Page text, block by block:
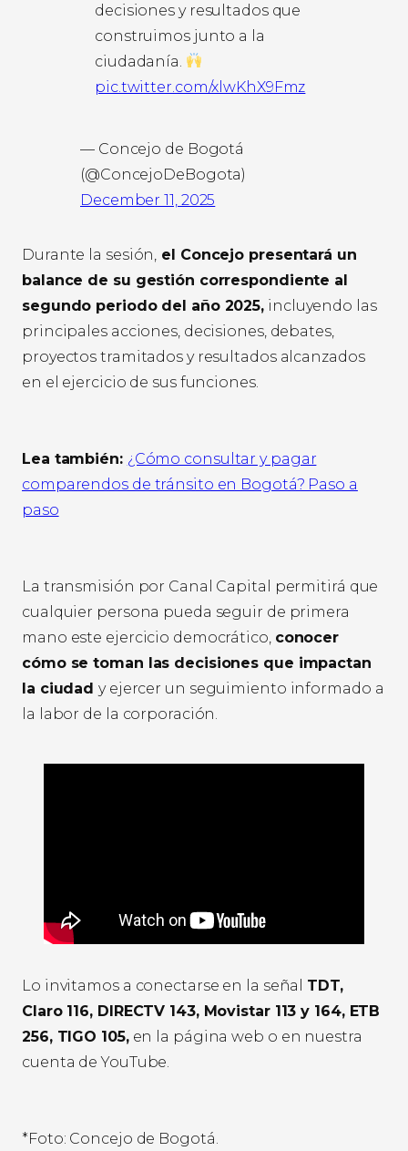
decisiones y resultados que
construimos junto a la
ciudadanía.
pic.twitter.com/xlwKhX9Fmz
— Concejo de Bogotá
(@ConcejoDeBogota)
December 11, 2025
Durante la sesión, el Concejo presentará un
balance de su gestión correspondiente al
segundo periodo del año 2025, incluyendo las
principales acciones, decisiones, debates,
proyectos tramitados y resultados alcanzados
en el ejercicio de sus funciones.
Lea también: ¿Cómo consultar y pagar
comparendos de tránsito en Bogotá? Paso a
paso
La transmisión por Canal Capital permitirá que
cualquier persona pueda seguir de primera
mano este ejercicio democrático, conocer
cómo se toman las decisiones que impactan
la ciudady ejercer un seguimiento informado a
la labor de la corporación.
Lo invitamos a conectarse en la señal TDT,
Claro 116, DIRECTV 143, Movistar 113 y 164, ETB
256, TIGO 105,en la página web o en nuestra
cuenta de YouTube.
*Foto: Concejo de Bogotá.